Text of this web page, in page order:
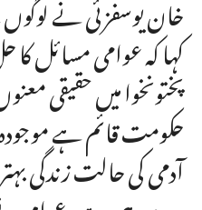
کہا کہ عوامی مسائل کا
پختونخوا میں حقیقی
حکومت قائم ہے
آدمی کی حالت زندگی